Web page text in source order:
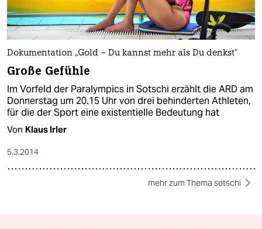
Dokumentation „Gold – Du kannst mehr als Du denkst“
Große Gefühle
Im Vorfeld der Paralympics in Sotschi erzählt die ARD am
Donnerstag um 20.15 Uhr von drei behinderten Athleten,
für die der Sport eine existentielle Bedeutung hat
Von Klaus Irler
5.3.2014
mehr zum Thema sotschi